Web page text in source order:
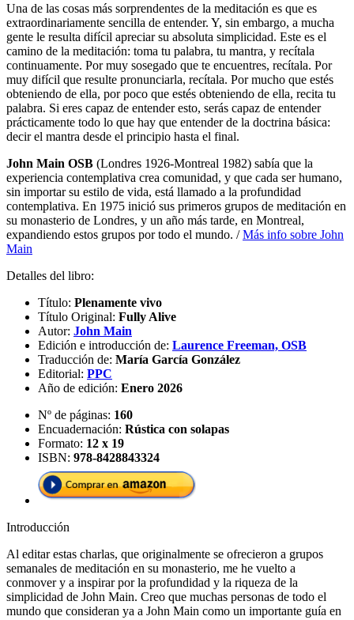
Una de las cosas más sorprendentes de la meditación es que es
extraordinariamente sencilla de entender. Y, sin embargo, a mucha
gente le resulta difícil apreciar su absoluta simplicidad. Este es el
camino de la meditación: toma tu palabra, tu mantra, y recítala
continuamente. Por muy sosegado que te encuentres, recítala. Por
muy difícil que resulte pronunciarla, recítala. Por mucho que estés
obteniendo de ella, por poco que estés obteniendo de ella, recita tu
palabra. Si eres capaz de entender esto, serás capaz de entender
prácticamente todo lo que hay que entender de la doctrina básica:
decir el mantra desde el principio hasta el final.
John Main OSB (Londres 1926-Montreal 1982) sabía que la
experiencia contemplativa crea comunidad, y que cada ser humano,
sin importar su estilo de vida, está llamado a la profundidad
contemplativa. En 1975 inició sus primeros grupos de meditación en
su monasterio de Londres, y un año más tarde, en Montreal,
expandiendo estos grupos por todo el mundo. /Más info sobre John
Main
Detalles del libro:
Título: Plenamente vivo
Título Original: Fully Alive
Autor: John Main
Edición e introducción de: Laurence Freeman, OSB
Traducción de: María García González
Editorial: PPC
Año de edición: Enero 2026
Nº de páginas: 160
Encuadernación: Rústica con solapas
Formato: 12 x 19
ISBN: 978-8428843324
Introducción
Al editar estas charlas, que originalmente se ofrecieron a grupos
semanales de meditación en su monasterio, me he vuelto a
conmover y a inspirar por la profundidad y la riqueza de la
simplicidad de John Main. Creo que muchas personas de todo el
mundo que consideran ya a John Main como un importante guía en